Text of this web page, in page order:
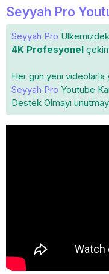
Seyyah Pro
Seyyah Pro
4K Profesyonel
Her gün yeni videolarla
Seyyah Pro Youtube
Destek Olmayı